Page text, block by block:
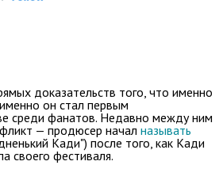
доказательств того, что именно
он стал первым
среди фанатов. Недавно между ним
— продюсер начал называть
Кади") после того, как Кади
своего фестиваля.